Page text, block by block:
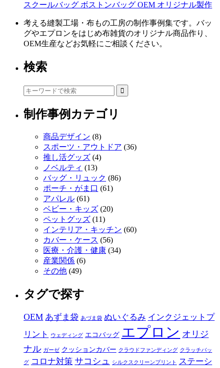
スクールバッグ ボストンバッグ OEM オリジナル製作
考える縫製工場・布もの工房の制作事例集です。バッ
グやエプロンをはじめ布雑貨のオリジナル商品作り、
OEM生産などお気軽にご相談ください。
検索
制作事例カテゴリ
商品デザイン (8)
スポーツ・アウトドア (36)
推し活グッズ (4)
ノベルティ (13)
バッグ・リュック (86)
ポーチ・がま口 (61)
アパレル (61)
ベビー・キッズ (20)
ペットグッズ (11)
インテリア・キッチン (60)
カバー・ケース (56)
医療・介護・健康 (34)
産業関係 (6)
その他 (49)
タグで探す
OEM あずま袋 あづま袋 ぬいぐるみ インクジェットプ
リント
ウェディング エコバッグ エプロン オリジ
ナル ガーゼ クッションカバー クラウドファンディング クラッチバッ
グ コロナ対策 サコシュ シルクスクリーンプリント ステーシ